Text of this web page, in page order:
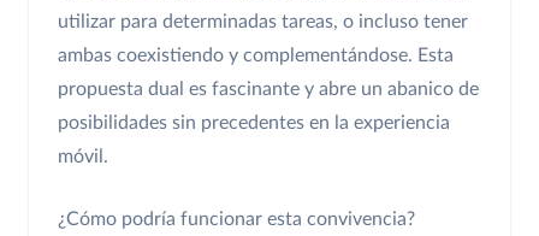
utilizar para determinadas tareas, o incluso tener
ambas coexistiendo y complementándose. Esta
propuesta dual es fascinante y abre un abanico de
posibilidades sin precedentes en la experiencia
móvil.
¿Cómo podría funcionar esta convivencia?